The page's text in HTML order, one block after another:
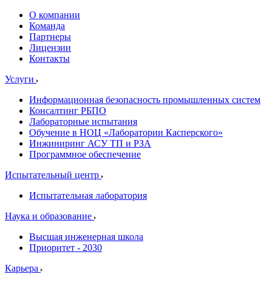
О компании
Команда
Партнеры
Лицензии
Контакты
Услуги
Информационная безопасность промышленных систем
Консалтинг РБПО
Лабораторные испытания
Обучение в НОЦ «Лаборатории Касперского»
Инжиниринг АСУ ТП и РЗА
Программное обеспечение
Испытательный центр
Испытательная лаборатория
Наука и образование
Высшая инженерная школа
Приоритет - 2030
Карьера